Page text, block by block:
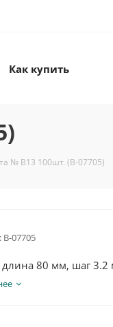
Как купить
№ B13 100шт. (B-07705)
B-07705
80 мм, шаг 3.2